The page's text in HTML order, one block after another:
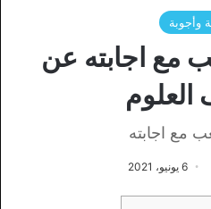
وأجوبة
مع اجابته عن
مع اجابته
6 يونيو، 2021